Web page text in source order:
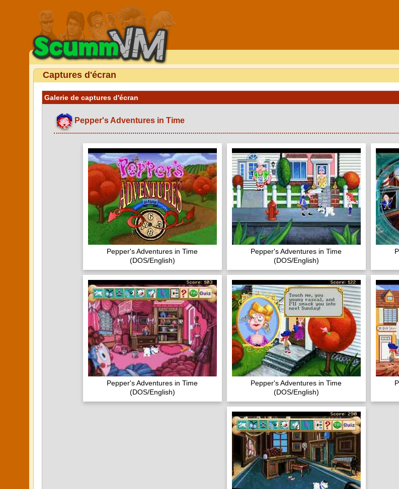
Captures d'écran
Galerie de captures d'écran
Pepper's Adventures in Time
Pepper's Adventures in Time
(DOS/English)
Pepper's Adventures in Time
(DOS/English)
Pepper's Adventures in Time
(DOS/English)
Pepper's Adventures in Time
(DOS/English)